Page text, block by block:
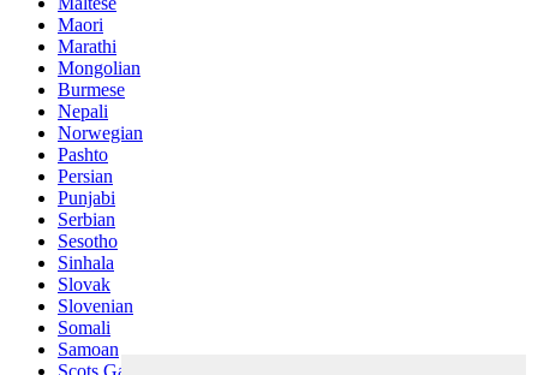
Maori
Marathi
Mongolian
Burmese
Nepali
Norwegian
Pashto
Persian
Punjabi
Serbian
Sesotho
Sinhala
Slovak
Slovenian
Somali
Samoan
Scots Gaelic